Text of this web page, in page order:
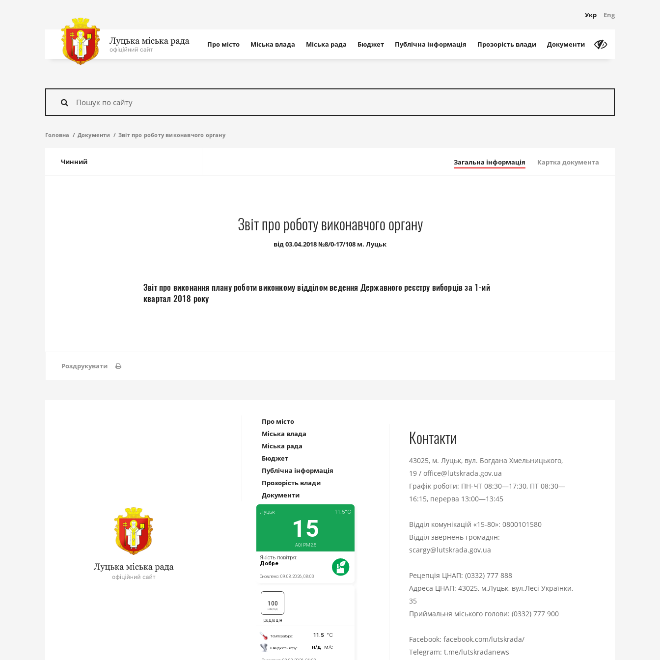
Укр Eng
На
головну
сайту
Про місто Міська влада Міська рада Бюджет Публічна інформація Прозорість влади Документи
Знайти
Головна Документи Звіт про роботу виконавчого органу
Чинний Загальна інформація Картка документа
Звіт про роботу виконавчого органу
від 03.04.2018 №8/0-17/108 м. Луцьк
Звіт про виконання плану роботи виконкому відділом ведення Державного реєстру виборців за 1-ий
квартал 2018 року
Роздрукувати
Про місто
Міська влада
Міська рада
Бюджет
Публічна інформація
Прозорість влади
Документи
Контакти
43025, м. Луцьк, вул. Богдана Хмельницького,
19 / office@lutskrada.gov.ua
Графік роботи: ПН-ЧТ 08:30—17:30, ПТ 08:30—
16:15, перерва 13:00—13:45
Відділ комунікацій «15-80»: 0800101580
Відділ звернень громадян:
scargy@lutskrada.gov.ua
Рецепція ЦНАП: (0332) 777 888
Адреса ЦНАП: 43025, м.Луцьк, вул.Лесі Українки,
35
Приймальня міського голови: (0332) 777 900
Facebook: facebook.com/lutskrada/
Telegram: t.me/lutskradanews